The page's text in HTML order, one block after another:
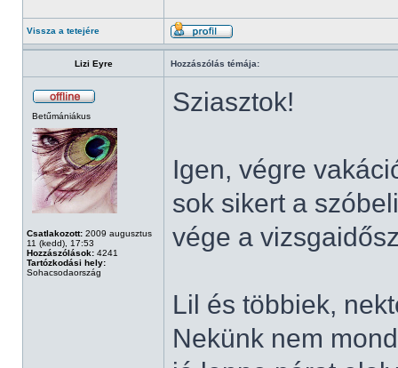
Vissza a tetejére
Lizi Eyre Hozzászólás témája:
Betűmániákus
Csatlakozott: 2009 augusztus
11 (kedd), 17:53
Hozzászólások: 4241
Tartózkodási hely:
Sohacsodaország
Sziasztok!
Igen, végre
sok sikert a
vége a
Lil és többiek,
Nekünk nem